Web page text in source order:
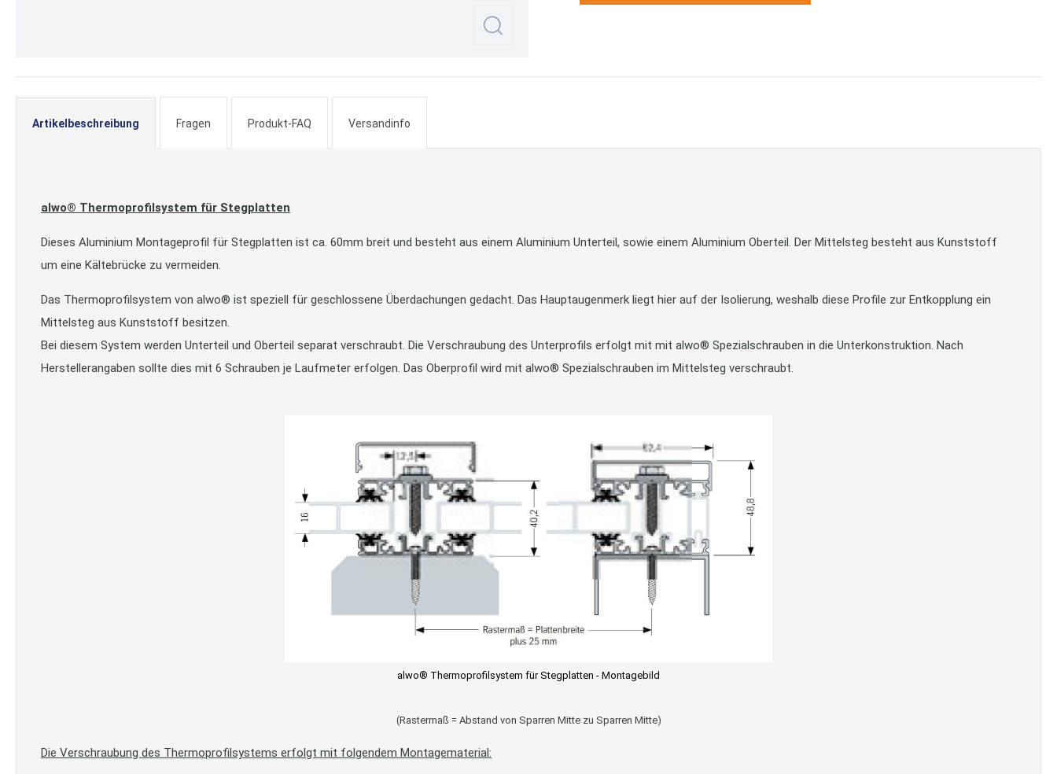
Anfang
Artikelbeschreibung
alwo® Thermoprofilsystem für Stegplatten
Dieses Aluminium Montageprofil für Stegplatten ist ca. 60mm breit und besteht aus einem Aluminium Unterteil, sowie einem Aluminium Oberteil. Der Mittelsteg besteht aus Kunststoff
um eine Kältebrücke zu vermeiden.
Das Thermoprofilsystem von alwo® ist speziell für geschlossene Überdachungen gedacht. Das Hauptaugenmerk liegt hier auf der Isolierung, weshalb diese Profile zur Entkopplung ein
Mittelsteg aus Kunststoff besitzen.
Bei diesem System werden Unterteil und Oberteil separat verschraubt. Die Verschraubung des Unterprofils erfolgt mit mit alwo® Spezialschrauben in die Unterkonstruktion. Nach
Herstellerangaben sollte dies mit 6 Schrauben je Laufmeter erfolgen. Das Oberprofil wird mit alwo® Spezialschrauben im Mittelsteg verschraubt.
alwo® Thermoprofilsystem für Stegplatten - Montagebild
(Rastermaß = Abstand von Sparren Mitte zu Sparren Mitte)
Die Verschraubung des Thermoprofilsystems erfolgt mit folgendem Montagematerial:
Fragen Produkt-FAQ Versandinfo